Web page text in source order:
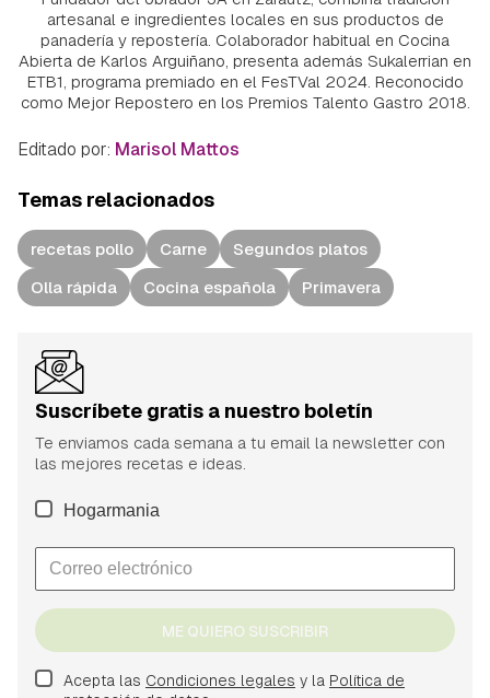
artesanal e ingredientes locales en sus productos de
panadería y repostería. Colaborador habitual en Cocina
Abierta de Karlos Arguiñano, presenta además Sukalerrian en
ETB1, programa premiado en el FesTVal 2024. Reconocido
como Mejor Repostero en los Premios Talento Gastro 2018.
Editado por: Marisol Mattos
Temas relacionados
recetas pollo Carne
Segundos platos
Olla rápida
Cocina española Primavera
Suscríbete gratis a nuestro boletín
Te enviamos cada semana a tu email la newsletter con
las mejores recetas e ideas.
Hogarmania
ME QUIERO SUSCRIBIR
Acepta las Condiciones legales y la Política de